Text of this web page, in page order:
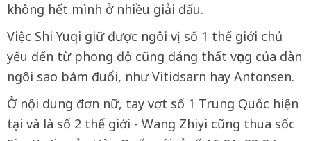
không hết mình ở nhiều giải đấu.
Việc Shi Yuqi giữ được ngôi vị số 1 thế giới chủ
yếu đến từ phong độ cũng đáng thất vọng của dàn
ngôi sao bám đuổi, như Vitidsarn hay Antonsen.
Ở nội dung đơn nữ, tay vợt số 1 Trung Quốc hiện
tại và là số 2 thế giới - Wang Zhiyi cũng thua sốc